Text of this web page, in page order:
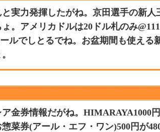
実力発揮したがね。京田選手の新人
。アメリカドルは20ドル札のみ
ルでしとるでね。お盆期間も使える
金券情報だがね。HIMARAYA1000
菜券(アール・エフ・ワン)500円が